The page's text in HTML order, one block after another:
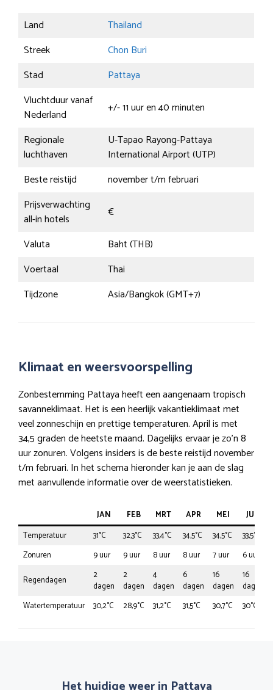
Land
Thailand
Streek
Chon Buri
Stad
Pattaya
Vluchtduur vanaf
Nederland
+/- 11 uur en 40 minuten
Regionale
luchthaven
U-Tapao Rayong-Pattaya
International Airport (UTP)
Beste reistijd
november t/m februari
Prijsverwachting
all-in hotels
€
Valuta
Baht (THB)
Voertaal
Thai
Tijdzone
Asia/Bangkok (GMT+7)
Klimaat en weersvoorspelling
Zonbestemming Pattaya heeft een aangenaam tropisch
savanneklimaat. Het is een heerlijk vakantieklimaat met
veel zonneschijn en prettige temperaturen. April is met
34,5 graden de heetste maand. Dagelijks ervaar je zo’n 8
uur zonuren. Volgens insiders is de beste reistijd november
t/m februari. In het schema hieronder kan je aan de slag
met aanvullende informatie over de weerstatistieken.
JAN FEB MRT APR MEI
JUN
Temperatuur
31°C 32,3°C 33,4°C 34,5°C 34,5°C 33,5°C
Zonuren
9 uur 9 uur 8 uur 8 uur 7 uur 6 uur
Regendagen
2
dagen
2
dagen
4
dagen
6
dagen
16
dagen
16
dagen
Watertemperatuur
30,2°C 28,9°C 31,2°C 31,5°C 30,7°C 30°C